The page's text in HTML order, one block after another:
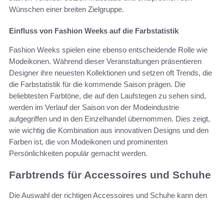
Wünschen einer breiten Zielgruppe.
Einfluss von Fashion Weeks auf die Farbstatistik
Fashion Weeks spielen eine ebenso entscheidende Rolle wie
Modeikonen. Während dieser Veranstaltungen präsentieren
Designer ihre neuesten Kollektionen und setzen oft Trends, die
die Farbstatistik für die kommende Saison prägen. Die
beliebtesten Farbtöne, die auf den Laufstegen zu sehen sind,
werden im Verlauf der Saison von der Modeindustrie
aufgegriffen und in den Einzelhandel übernommen. Dies zeigt,
wie wichtig die Kombination aus innovativen Designs und den
Farben ist, die von Modeikonen und prominenten
Persönlichkeiten populär gemacht werden.
Farbtrends für Accessoires und Schuhe
Die Auswahl der richtigen Accessoires und Schuhe kann den